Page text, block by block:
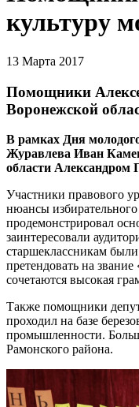
культуру
13 Марта 2017
Помощники
Воронежской
В рамках Дня
Журавлева Иван
области Александром
Участники правового
нюансы
продемонстрировал
заинтересовали
старшеклассникам
претендовать на
сочетаются высокая
Также помощники
проходил на базе
промышленности.
Рамонского района.